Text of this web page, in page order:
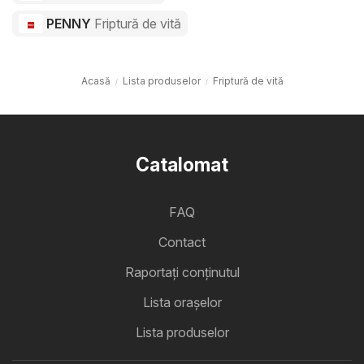
PENNY Friptură de vită
Acasă Lista produselor Friptură de vită
Catalomat
FAQ
Contact
Raportați conținutul
Lista oraşelor
Lista produselor